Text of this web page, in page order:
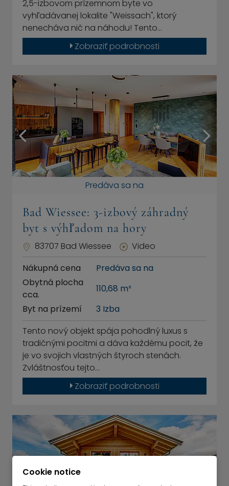
2,5-izbovom prízemnom byte vo
vyhľadávanej lokalite "Weissach", ktorý
nenecháva nič na náhodu! Tento…
Zobraziť podrobnosti
Predáva sa na
Bad Wiessee: 3-izbový záhradný
byt s výhľadom na hory
83707 Bad Wiessee
Video
Nákupná cena
Predáva sa na
Obytná plocha
cca.
110,68 m²
Byt na prízemí
3 Izba
Tento nový objekt spája pohodlný luxus s
tradičnými pocitmi a dáva každému pocit, že
je vo svojich vlastných štyroch stenách.
Zvláštnosťou tejto…
Zobraziť podrobnosti
Cookie notice